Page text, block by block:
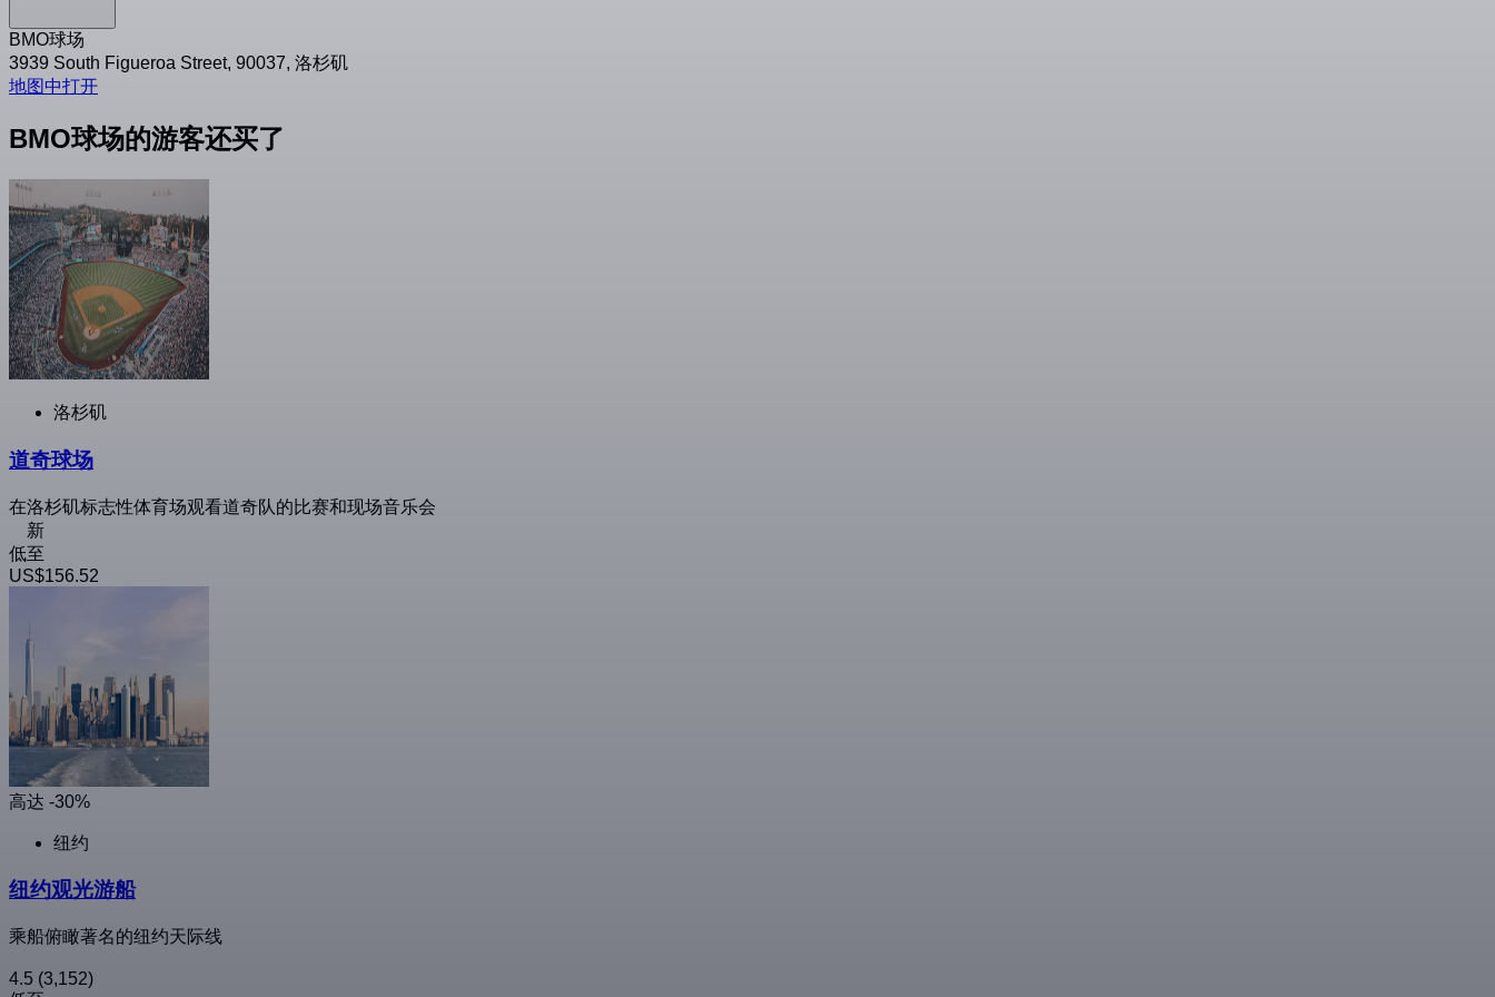
BMO球场
3939 South Figueroa Street, 90037, 洛杉矶
地图中打开
BMO球场的游客还买了
洛杉矶
道奇球场
在洛杉矶标志性体育场观看道奇队的比赛和现场音乐会
新
低至
US$156.52
高达 -30%
纽约
纽约观光游船
乘船俯瞰著名的纽约天际线
4.5 (3,152)